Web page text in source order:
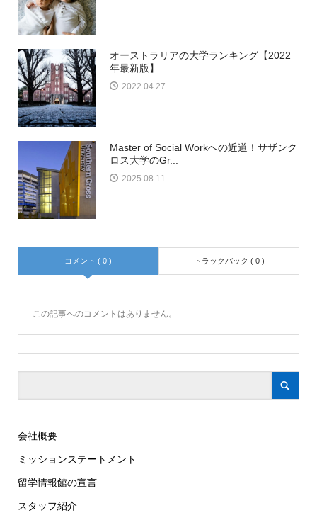
オーストラリアの大学ランキング【2022
年最新版】
2022.04.27
Master of Social Workへの近道！サザンク
ロス大学のGr...
2025.08.11
コメント ( 0 ) トラックバック ( 0 )
この記事へのコメントはありません。
会社概要
ミッションステートメント
留学情報館の宣言
スタッフ紹介